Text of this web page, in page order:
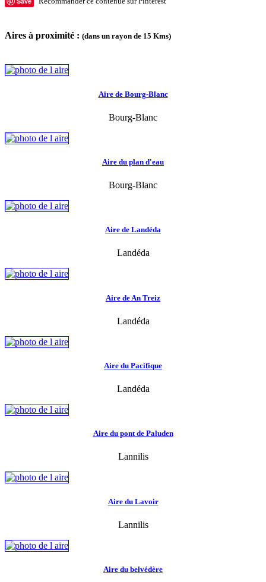
Aires à proximité : (dans un rayon de 15 Kms)
Aire de Bourg-Blanc
Bourg-Blanc
Aire du plan d'eau
Bourg-Blanc
Aire de Landéda
Landéda
Aire de An Treiz
Landéda
Aire du Pacifique
Landéda
Aire du pont de Paluden
Lannilis
Aire du Lavoir
Lannilis
Aire du belvédère